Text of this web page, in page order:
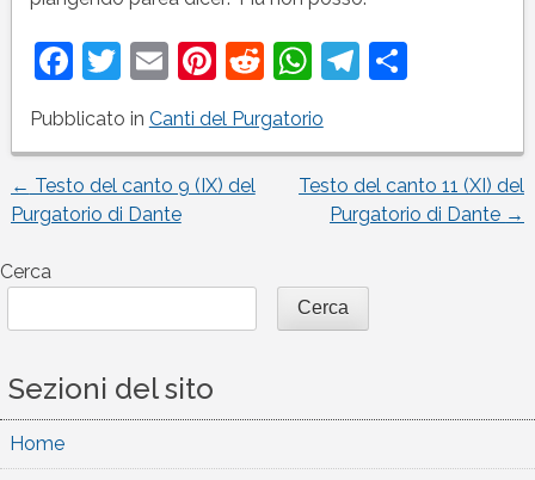
Facebook
Twitter
EmailPinterest
Reddit
WhatsApp
Telegram
Pubblicato in Canti del Purgatorio
Navigazione
articoli
← Testo del canto 9 (IX) del
Purgatorio di Dante
Testo del canto 11 (XI) del
Purgatorio di Dante →
Cerca
Cerca
Sezioni del sito
Home